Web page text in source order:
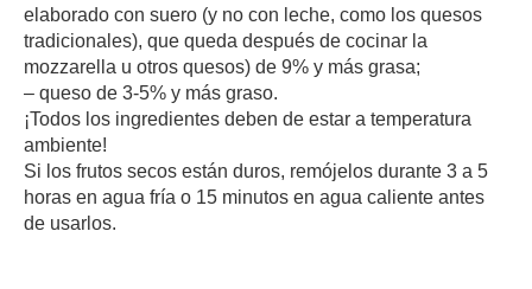
elaborado con suero (y no con leche, como los quesos
tradicionales), que queda después de cocinar la
mozzarella u otros quesos) de 9% y más grasa;
– queso de 3-5% y más graso.
¡Todos los ingredientes deben de estar a temperatura
ambiente!
Si los frutos secos están duros, remójelos durante 3 a 5
horas en agua fría o 15 minutos en agua caliente antes
de usarlos.